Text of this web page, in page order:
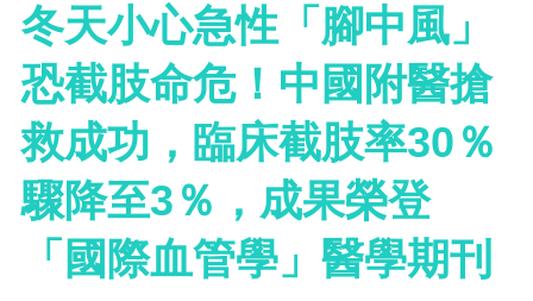
冬天小心急性「腳中風」
恐截肢命危！中國附醫搶
救成功，臨床截肢率30％
驟降至3％，成果榮登
「國際血管學」醫學期刊